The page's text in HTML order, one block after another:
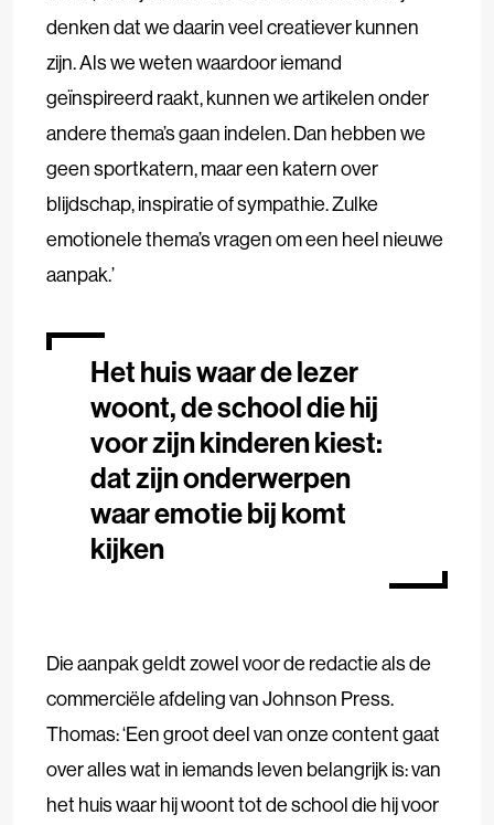
denken dat we daarin veel creatiever kunnen
zijn. Als we weten waardoor iemand
geïnspireerd raakt, kunnen we artikelen onder
andere thema’s gaan indelen. Dan hebben we
geen sportkatern, maar een katern over
blijdschap, inspiratie of sympathie. Zulke
emotionele thema’s vragen om een heel nieuwe
aanpak.’
Het huis waar de lezer
woont, de school die hij
voor zijn kinderen kiest:
dat zijn onderwerpen
waar emotie bij komt
kijken
Die aanpak geldt zowel voor de redactie als de
commerciële afdeling van Johnson Press.
Thomas: ‘Een groot deel van onze content gaat
over alles wat in iemands leven belangrijk is: van
het huis waar hij woont tot de school die hij voor